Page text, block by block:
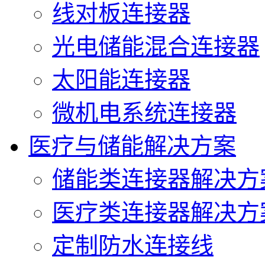
线对板连接器
光电储能混合连接器
太阳能连接器
微机电系统连接器
医疗与储能解决方案
储能类连接器解决方
医疗类连接器解决
定制防水连接线